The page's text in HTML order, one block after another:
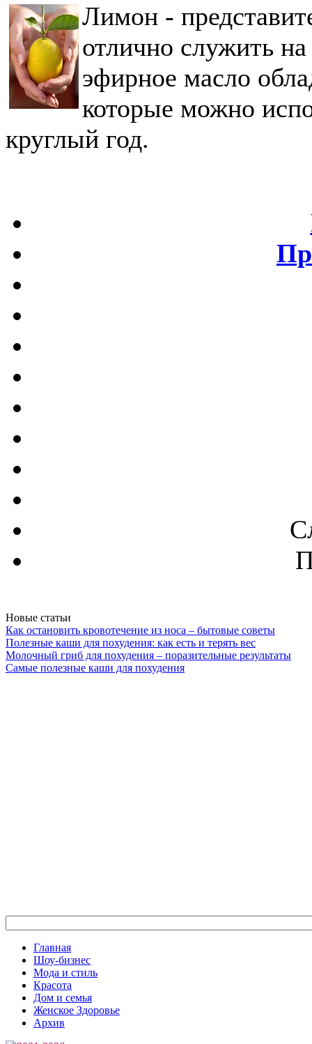
Лимон -
отлично служить
эфирное масло
которые можно
круглый год.
Новые статьи
Как остановить кровотечение из носа – бытовые советы
Полезные каши для похудения: как есть и терять вес
Молочный гриб для похудения – поразительные результаты
Самые полезные каши для похудения
Главная
Шоу-бизнес
Мода и стиль
Красота
Дом и семья
Женское Здоровье
Архив